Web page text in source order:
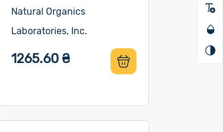
Natural Organics
Laboratories, Inc.
1265.60 ₴